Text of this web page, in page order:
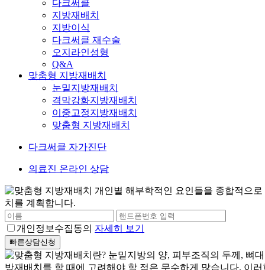
다크써클
지방재배치
지방이식
다크써클 재수술
오지라인성형
Q&A
맞춤형 지방재배치
눈밑지방재배치
격막강화지방재배치
이중고정지방재배치
맞춤형 지방재배치
다크써클 자가진단
의료진 온라인 상담
개인정보수집동의 자세히 보기
빠른상담신청